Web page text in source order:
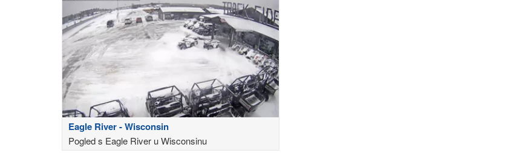
Eagle River - Wisconsin
Pogled s Eagle River u Wisconsinu